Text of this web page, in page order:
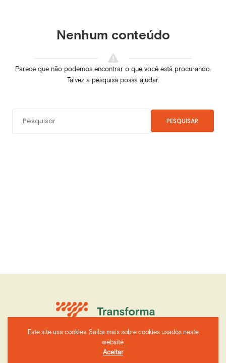
Nenhum conteúdo
Parece que não podemos encontrar o que você está procurando.
Talvez a pesquisa possa ajudar.
PESQUISAR
Este site usa cookies. Saiba mais sobre cookies usados neste
website.
Aceitar